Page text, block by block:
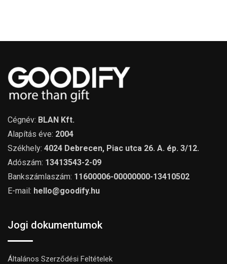
Cégnév: BLAN Kft.
Alapítás éve: 2004
Székhely: 4024 Debrecen, Piac utca 26. A. ép. 3/12.
Adószám: 13413543-2-09
Bankszámlaszám: 11600006-00000000-13410502
E-mail: hello@goodify.hu
Jogi dokumentumok
Általános Szerződési Feltételek